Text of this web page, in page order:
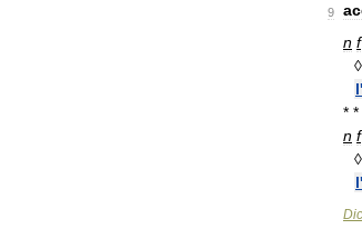
9
n f
◊
l'
* *
n f
◊
l'